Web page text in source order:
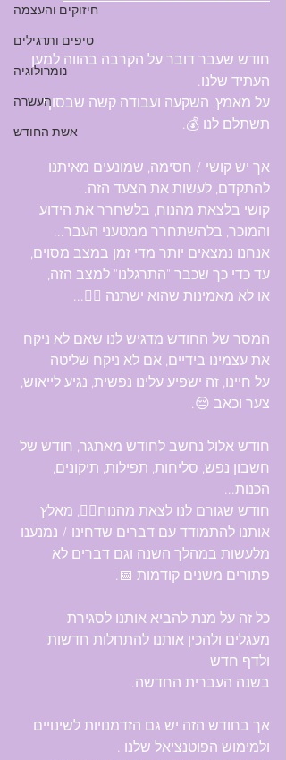
חיזוקים והעצמה
טיפים ותרגילים
נומרולוגיה
העשרה
אשת החודש
חודש שעבר דובר על הקרבה בהווה למען
העתיד שלנו.
על מאמץ, השקעה ועבודה קשה שבסוף
תשתלם לנו 💰.
אך יש קושי / חסימה, שמונעים מאיתנו
להתקדם, לעשות את הצעד הזה.
קושי בלצאת מהנוח, בלשחרר את הידוע
והמוכר, בלהשתחרר ממטעני העבר...
אנחנו נמצאים יותר מדי זמן במצב מסוים,
עד כדי כך שכבר "התרגלנו" למצב הזה,
או לא מאמינות שהוא ישתנה 🤷‍♀️...
המסר של החודש מדגיש לנו שאם לא ניקח
את עצמינו בידיים, אם לא ניקח שליטה
על חיינו, זה ישפיע עלינו נפשית, נגיע לייאוש,
צער וכאב 😔.
חודש אלול נחשב לחודש מאתגר, חודש של
חשבון נפש, סליחות, תפילות, תיקונים,
הכנות...
חודש שגורם לנו לצאת מהנוח🚶‍♂️, מאלץ
אותנו להתמודד עם דברים שדחינו / נמנענו
מלעשות במהלך השנה וגם דברים לא
פתורים משנים קודמות 📅.
כל זה על מנת להביא אותנו לסגירת
מעגלים ולהכין אותנו להתחלות חדשות
ולדף חדש
בשנה העברית החדשה.
אך בחודש הזה יש גם הזדמנויות לשינויים
ולמימוש הפוטנציאל שלנו .